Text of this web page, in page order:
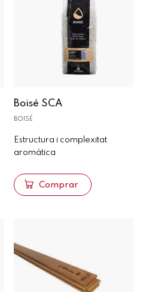
Boisé SCA
BOISÉ
Estructura i complexitat
aromàtica
Comprar